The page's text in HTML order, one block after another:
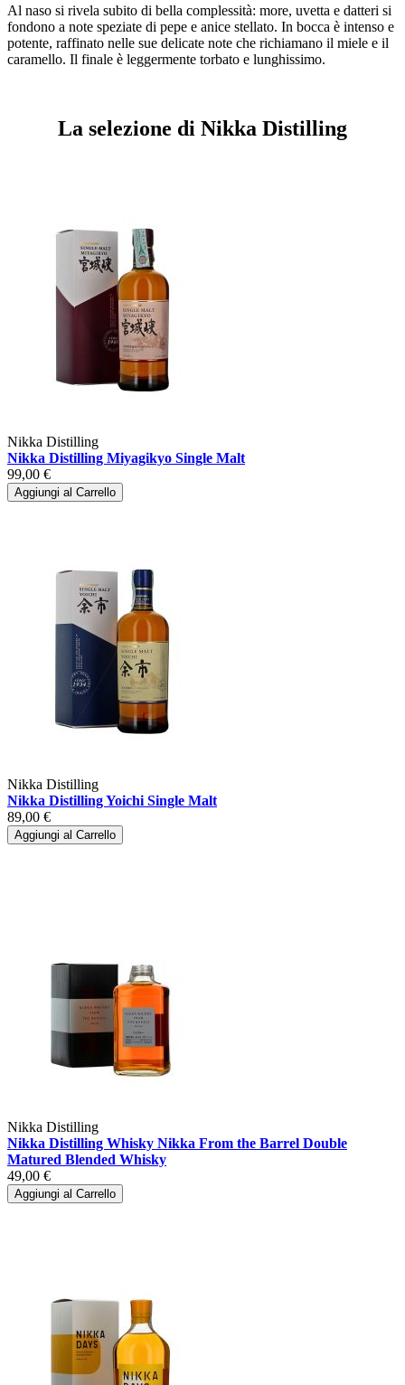
Al naso si rivela subito di bella complessità: more, uvetta e datteri si
fondono a note speziate di pepe e anice stellato. In bocca è intenso e
potente, raffinato nelle sue delicate note che richiamano il miele e il
caramello. Il finale è leggermente torbato e lunghissimo.
La selezione di Nikka Distilling
Nikka Distilling
Nikka Distilling Miyagikyo Single Malt
99,00 €
Aggiungi al Carrello
Nikka Distilling
Nikka Distilling Yoichi Single Malt
89,00 €
Aggiungi al Carrello
Nikka Distilling
Nikka Distilling Whisky Nikka From the Barrel Double
Matured Blended Whisky
49,00 €
Aggiungi al Carrello